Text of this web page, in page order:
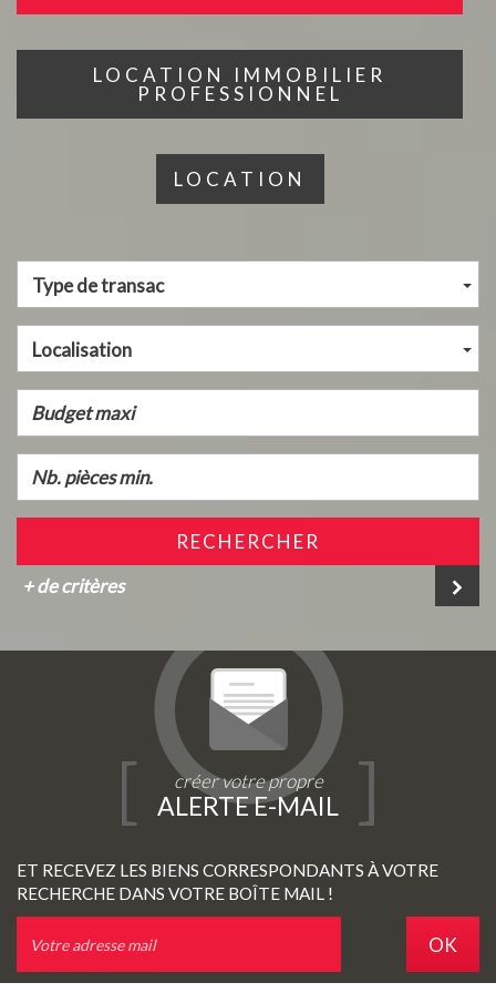
LOCATION IMMOBILIER
PROFESSIONNEL
LOCATION
Type de transac
Localisation
RECHERCHER
+ de critères
créer votre propre
ALERTE E-MAIL
ET RECEVEZ LES BIENS CORRESPONDANTS À VOTRE
RECHERCHE DANS VOTRE BOÎTE MAIL !
OK